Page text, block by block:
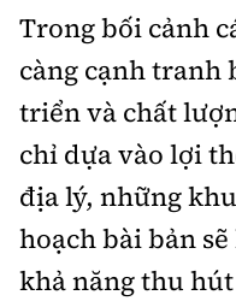
Trong bối cảnh
càng cạnh tranh
triển và chất
chỉ dựa vào lợi
địa lý, những
hoạch bài bản
khả năng thu